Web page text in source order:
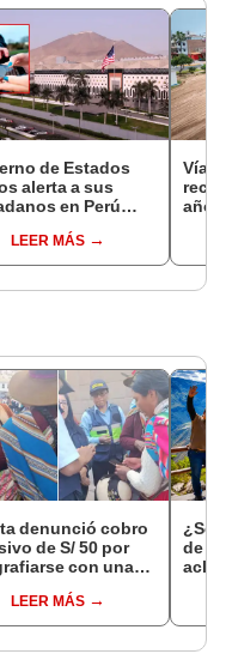
de Estados
alerta a sus
en Perú
y robos en Lima
LEER MÁS
Vía
año,
denunció cobro
de S/ 50 por
con una
recuperó el
LEER MÁS
¿Se
de